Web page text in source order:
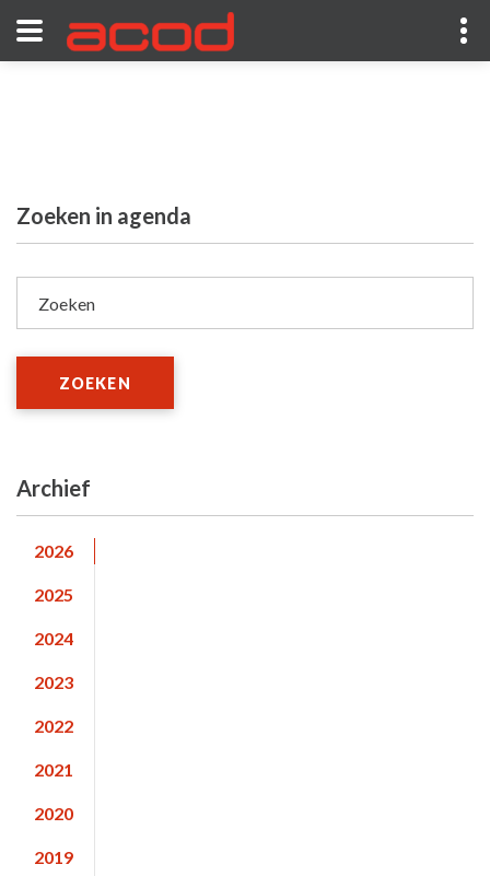
Zoeken in agenda
Zoeken
ZOEKEN
Archief
2026
2025
2024
2023
2022
2021
2020
2019